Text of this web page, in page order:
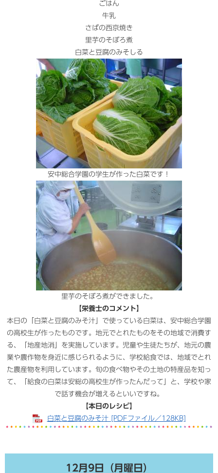
ごはん
牛乳
さばの西京焼き
里芋のそぼろ煮
白菜と豆腐のみそしる
安中総合学園の学生が作った白菜です！
里芋のそぼろ煮ができました。
【栄養士のコメント】
本日の「白菜と豆腐のみそ汁」で使っている白菜は、安中総合学園
の高校生が作ったものです。地元でとれたものをその地域で消費す
る、「地産地消」を実施しています。児童や生徒たちが、地元の農
業や農作物を身近に感じられるように、学校給食では、地域でとれ
た農産物を利用しています。旬の食べ物やその土地の特産品を知っ
て、「給食の白菜は安総の高校生が作ったんだって」と、学校や家
で話す機会が増えるといいですね。​
【本日のレシピ】
白菜と豆腐のみそ汁 [PDFファイル／128KB]
12月9日（月曜日）